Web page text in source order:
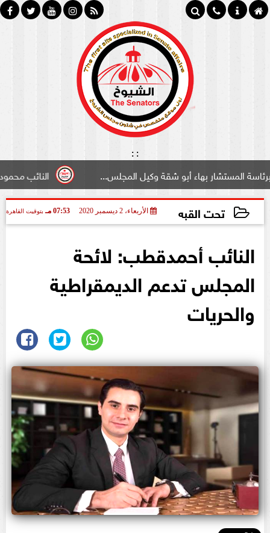
:
:
النائب محمود سامي
بهاء أبو شقة وكيل المجلس...
تحت القبه الأربعاء، 2 ديسمبر 2020 07:53 مـ بتوقيت القاهرة
النائب أحمدقطب: لائحة
المجلس تدعم الديمقراطية
والحريات